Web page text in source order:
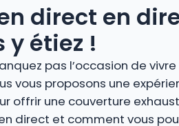
direct en
y étiez !
pas l’occasion de
vous proposons une
offrir une couverture
direct et comment vous